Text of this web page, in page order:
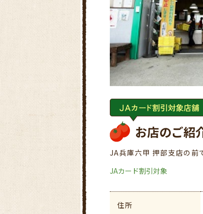
お店のご紹
JA兵庫六甲 押部支店の前
JAカード割引対象
住所